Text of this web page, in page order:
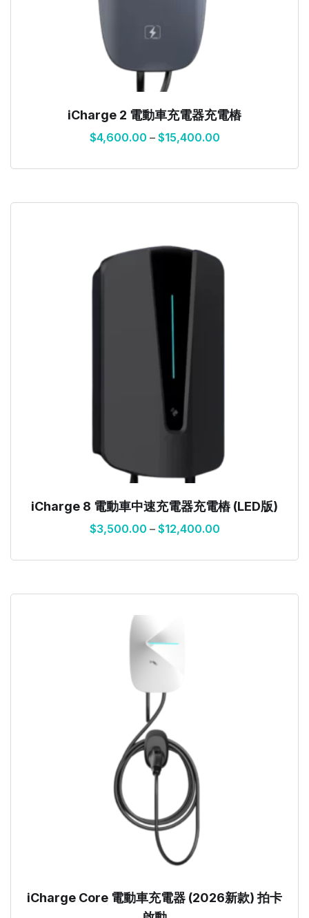
iCharge 2 電動車充電器充電樁
$4,600.00 – $15,400.00
iCharge 8 電動車中速充電器充電樁 (LED版)
$3,500.00 – $12,400.00
iCharge Core 電動車充電器 (2026新款) 拍卡